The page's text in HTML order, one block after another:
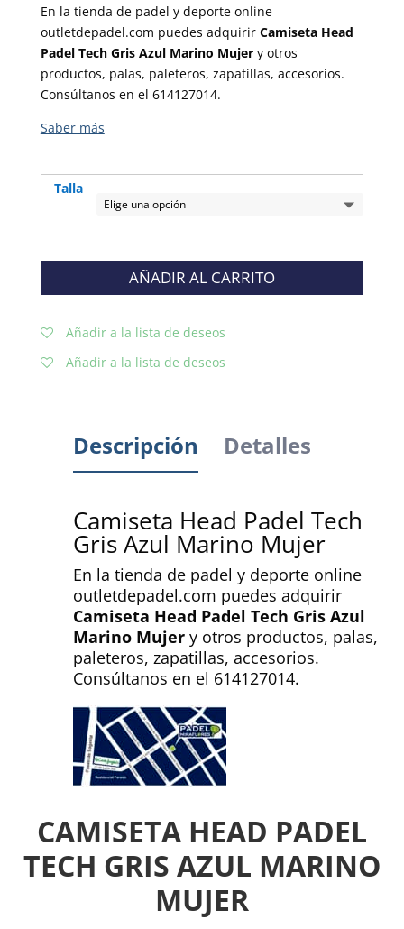
En la tienda de padel y deporte online
outletdepadel.com puedes adquirir Camiseta Head
Padel Tech Gris Azul Marino Mujery otros
productos, palas, paleteros, zapatillas, accesorios.
Consúltanos en el 614127014.
Talla
AÑADIR AL CARRITO
Añadir a la lista de deseos
Añadir a la lista de deseos
Descripción Detalles
Camiseta Head Padel Tech
Gris Azul Marino Mujer
En la tienda de padel y deporte online
outletdepadel.com puedes adquirir
Camiseta Head Padel Tech Gris Azul
Marino Mujery otros productos, palas,
paleteros, zapatillas, accesorios.
Consúltanos en el 614127014.
CAMISETA HEAD PADEL
TECH GRIS AZUL MARINO
MUJER